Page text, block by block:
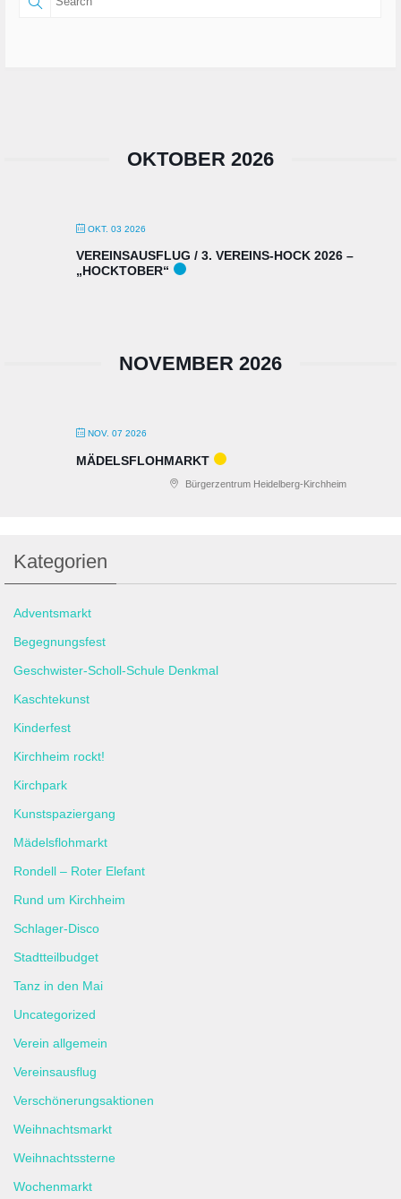
OKTOBER 2026
OKT. 03 2026
VEREINSAUSFLUG / 3. VEREINS-HOCK 2026 –
„HOCKTOBER“
NOVEMBER 2026
NOV. 07 2026
MÄDELSFLOHMARKT
Bürgerzentrum Heidelberg-Kirchheim
Kategorien
Adventsmarkt
Begegnungsfest
Geschwister-Scholl-Schule Denkmal
Kaschtekunst
Kinderfest
Kirchheim rockt!
Kirchpark
Kunstspaziergang
Mädelsflohmarkt
Rondell – Roter Elefant
Rund um Kirchheim
Schlager-Disco
Stadtteilbudget
Tanz in den Mai
Uncategorized
Verein allgemein
Vereinsausflug
Verschönerungsaktionen
Weihnachtsmarkt
Weihnachtssterne
Wochenmarkt